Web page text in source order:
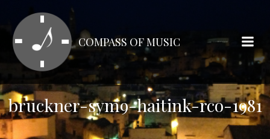
テ
ン
ツ
ス
キ
ッ
プ
COMPASS OF MUSIC
bruckner-sym9-haitink-rco-1981